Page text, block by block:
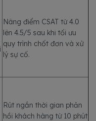
Nâng điểm CSAT từ 4.0
lên 4.5/5 sau khi tối ưu
quy trình chốt đơn và xử
lý sự cố.
Rút ngắn thời gian phản
hồi khách hàng từ 10 phút